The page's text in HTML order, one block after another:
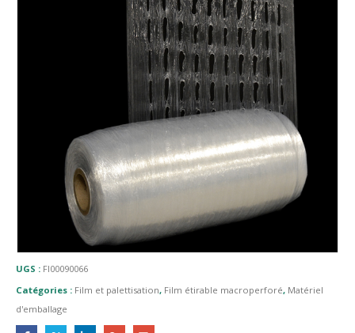
UGS : FI00090066
Catégories : Film et palettisation, Film étirable macroperforé, Matériel
d'emballage